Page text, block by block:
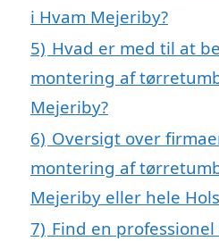
i Hvam Mejeriby?
5) Hvad er med til at
montering af
Mejeriby?
6) Oversigt over
montering af
Mejeriby eller hele
7) Find en